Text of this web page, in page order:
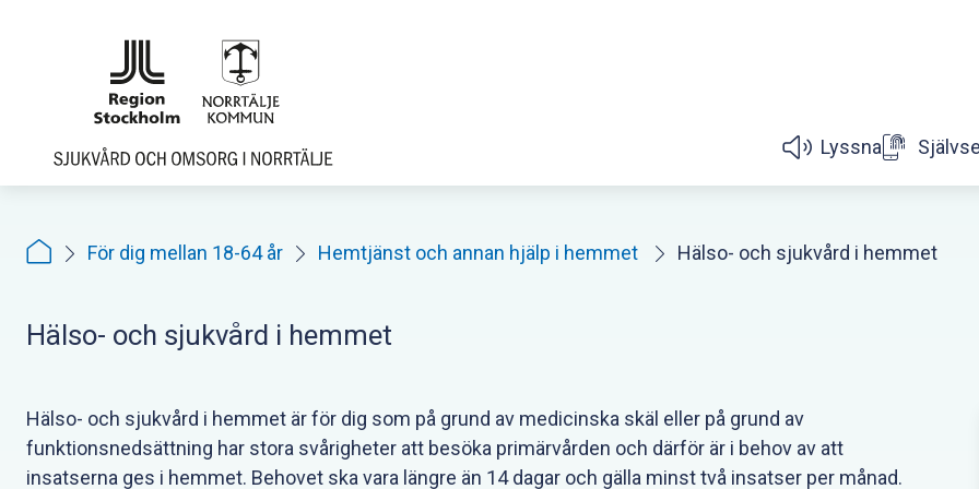
Lyssna
För dig mellan 18-64 år Hemtjänst och annan hjälp i hemmet Hälso- och sjukvård i hemmet
Hälso- och sjukvård i hemmet
Hälso- och sjukvård i hemmet är för dig som på grund av medicinska skäl eller på grund av
funktionsnedsättning har stora svårigheter att besöka primärvården och därför är i behov av att
insatserna ges i hemmet. Behovet ska vara längre än 14 dagar och gälla minst två insatser per månad.